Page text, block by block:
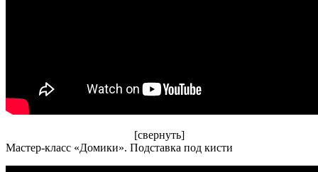
[свернуть]
Мастер-класс «Домики». Подставка под кисти